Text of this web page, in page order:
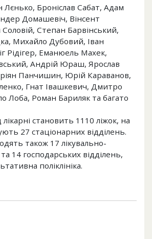
Лєнько, Броніслав Сабат, Адам
Домашевіч, Вінсент
Степан Барвінський,
Михайло Дубовий, Іван
Рідігер, Еманюель Махек,
Андрій Юраш, Ярослав
Панчишин, Юрій Караванов,
Гнат Івашкевич, Дмитро
Лоба, Роман Бариляк та багато
становить 1110 ліжок, на
27 стаціонарних відділень.
також 17 лікувально-
14 господарських відділень,
поліклініка.